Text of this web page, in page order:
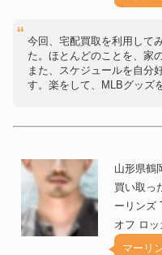
今回、宅配買取を利用して
た。ほとんどのことを、家
また、スケジュールを自分
す。楽をして、MLBグッズ
山形県鶴
買い取っ
ーリンズ
オフ ロ
マーリ